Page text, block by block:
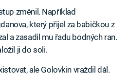
změnil. Například
který přijel za babičkou z
a zasadil mu řadu bodných ran.
ji do soli.
ale Golovkin vraždil dál.